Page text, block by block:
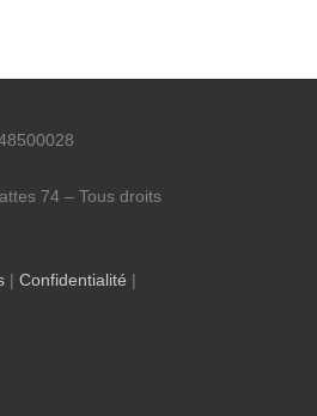
74 – Tous droits
| Confidentialité |